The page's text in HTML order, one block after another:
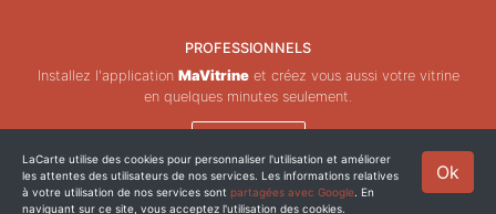
PROFESSIONNELS
Installez l'application MaVitrineet créez vous aussi votre vitrine
en quelques minutes seulement.
En savoir plus
Copyright © ZeMAP 2026 - Tous droits réservés. Ok
LaCarte utilise des cookies pour personnaliser l'utilisation et améliorer
les attentes des utilisateurs de nos services. Les informations relatives
à votre utilisation de nos services sont partagées avec Google . En
naviguant sur ce site, vous acceptez l'utilisation des cookies.